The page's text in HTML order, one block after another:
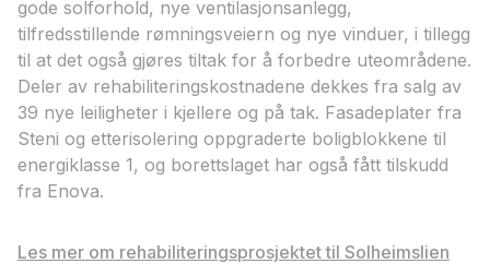
gode solforhold, nye ventilasjonsanlegg,
tilfredsstillende rømningsveiern og nye vinduer, i tillegg
til at det også gjøres tiltak for å forbedre uteområdene.
Deler av rehabiliteringskostnadene dekkes fra salg av
39 nye leiligheter i kjellere og på tak. Fasadeplater fra
Steni og etterisolering oppgraderte boligblokkene til
energiklasse 1, og borettslaget har også fått tilskudd
fra Enova.
Les mer om rehabiliteringsprosjektet til Solheimslien